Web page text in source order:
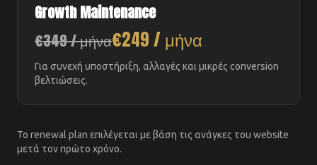
Growth Maintenance
€349 / μήνα€249 / μήνα
Για συνεχή υποστήριξη, αλλαγές και μικρές conversion
βελτιώσεις.
Το renewal plan επιλέγεται με βάση τις ανάγκες του website
μετά τον πρώτο χρόνο.